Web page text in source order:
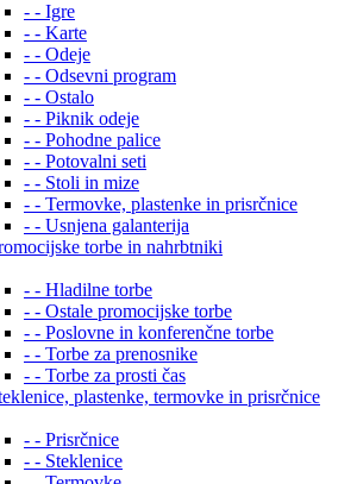
- - Igre
- - Karte
- - Odeje
- - Odsevni program
- - Ostalo
- - Piknik odeje
- - Pohodne palice
- - Potovalni seti
- - Stoli in mize
- - Termovke, plastenke in prisrčnice
- - Usnjena galanterija
torbe in nahrbtniki
- - Hladilne torbe
- - Ostale promocijske torbe
- - Poslovne in konferenčne torbe
- - Torbe za prenosnike
- - Torbe za prosti čas
plastenke, termovke in prisrčnice
- - Prisrčnice
- - Steklenice